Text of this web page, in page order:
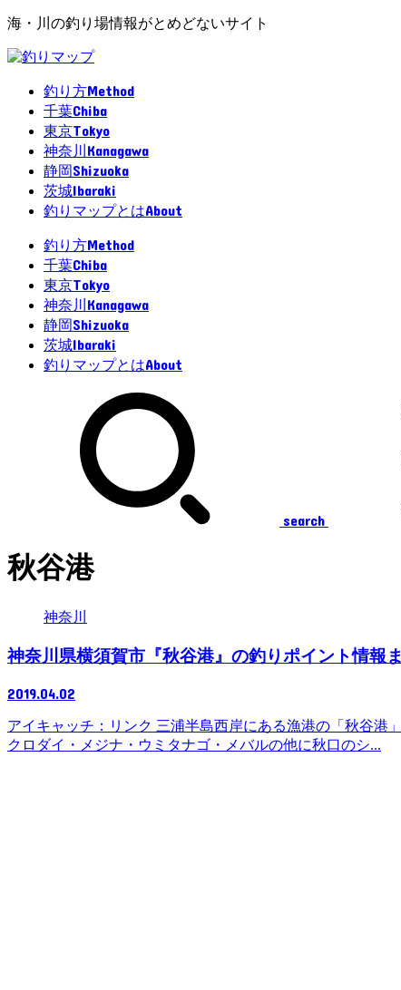
海・川の釣り場情報がとめどないサイト
釣り方Method
千葉Chiba
東京Tokyo
神奈川 Kanagawa
静岡Shizuoka
茨城Ibaraki
釣りマップとはAbout
釣り方Method
千葉Chiba
東京Tokyo
神奈川 Kanagawa
静岡Shizuoka
茨城Ibaraki
釣りマップとはAbout
search
秋谷港
神奈川
神奈川県横須賀市『秋谷港』の釣りポイント情報
2019.04.02
アイキャッチ：リンク 三浦半島西岸にある漁港の「秋谷港
クロダイ・メジナ・ウミタナゴ・メバルの他に秋口のシ...